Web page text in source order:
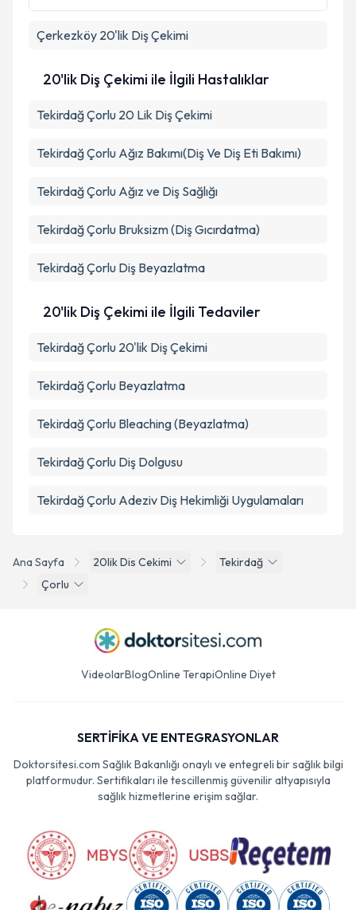
Ana Sayfa 20lik Dis Cekimi
Tekirdağ
Çorlu
Çerkezköy 20'lik Diş Çekimi
20'lik Diş Çekimi ile İlgili Hastalıklar
Tekirdağ Çorlu 20 Lik Diş Çekimi
Tekirdağ Çorlu Ağız Bakımı(Diş Ve Diş Eti Bakımı)
Tekirdağ Çorlu Ağız ve Diş Sağlığı
Tekirdağ Çorlu Bruksizm (Diş Gıcırdatma)
Tekirdağ Çorlu Diş Beyazlatma
20'lik Diş Çekimi ile İlgili Tedaviler
Tekirdağ Çorlu 20'lik Diş Çekimi
Tekirdağ Çorlu Beyazlatma
Tekirdağ Çorlu Bleaching (Beyazlatma)
Tekirdağ Çorlu Diş Dolgusu
Tekirdağ Çorlu Adeziv Diş Hekimliği Uygulamaları
VideolarBlogOnline TerapiOnline Diyet
SERTİFİKA VE ENTEGRASYONLAR
Doktorsitesi.com Sağlık Bakanlığı onaylı ve entegreli bir sağlık bilgi
platformudur. Sertifikaları ile tescillenmiş güvenilir altyapısıyla
sağlık hizmetlerine erişim sağlar.